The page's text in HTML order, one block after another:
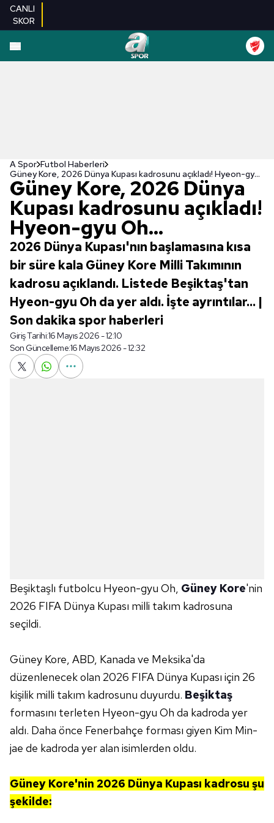
CANLI
SKOR
A Spor Futbol Haberleri
Güney Kore, 2026 Dünya Kupası kadrosunu açıkladı! Hyeon-gyu Oh...
Güney Kore, 2026 Dünya
Kupası kadrosunu açıkladı!
Hyeon-gyu Oh...
2026 Dünya Kupası'nın başlamasına kısa
bir süre kala Güney Kore Milli Takımının
kadrosu açıklandı. Listede Beşiktaş'tan
Hyeon-gyu Oh da yer aldı. İşte ayrıntılar... |
Son dakika spor haberleri
Giriş Tarihi:16 Mayıs 2026 - 12:10
Son Güncelleme:16 Mayıs 2026 - 12:32
Beşiktaşlı futbolcu Hyeon-gyu Oh, Güney Kore'nin
2026 FIFA Dünya Kupası milli takım kadrosuna
seçildi.
Güney Kore, ABD, Kanada ve Meksika'da
düzenlenecek olan 2026 FIFA Dünya Kupası için 26
kişilik milli takım kadrosunu duyurdu. Beşiktaş
formasını terleten Hyeon-gyu Oh da kadroda yer
aldı. Daha önce Fenerbahçe forması giyen Kim Min-
jae de kadroda yer alan isimlerden oldu.
Güney Kore'nin 2026 Dünya Kupası kadrosu şu
şekilde: